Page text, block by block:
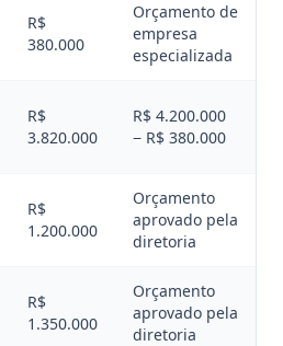
R$
380.000
Orçamento de
empresa
especializada
R$
3.820.000
R$ 4.200.000
− R$ 380.000
R$
1.200.000
Orçamento
aprovado pela
diretoria
R$
1.350.000
Orçamento
aprovado pela
diretoria